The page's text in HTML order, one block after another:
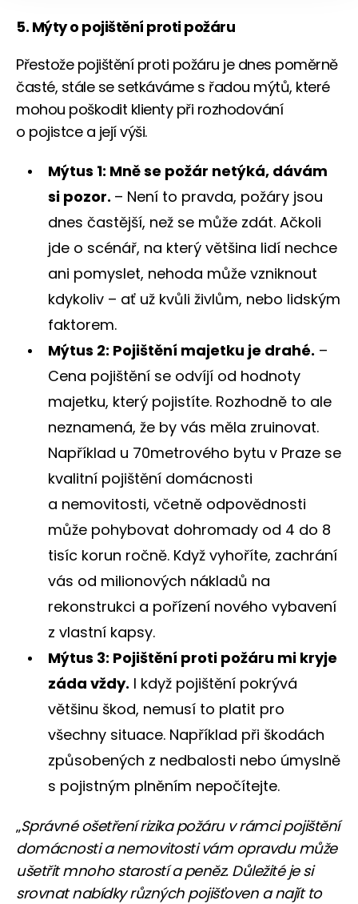
5. Mýty o pojištění proti požáru
Přestože pojištění proti požáru je dnes poměrně
časté, stále se setkáváme s řadou mýtů, které
mohou poškodit klienty při rozhodování
o pojistce a její výši.
Mýtus 1: Mně se požár netýká, dávám
si pozor. – Není to pravda, požáry jsou
dnes častější, než se může zdát. Ačkoli
jde o scénář, na který většina lidí nechce
ani pomyslet, nehoda může vzniknout
kdykoliv – ať už kvůli živlům, nebo lidským
faktorem.
Mýtus 2: Pojištění majetku je drahé. –
Cena pojištění se odvíjí od hodnoty
majetku, který pojistíte. Rozhodně to ale
neznamená, že by vás měla zruinovat.
Například u 70metrového bytu v Praze se
kvalitní pojištění domácnosti
a nemovitosti, včetně odpovědnosti
může pohybovat dohromady od 4 do 8
tisíc korun ročně. Když vyhoříte, zachrání
vás od milionových nákladů na
rekonstrukci a pořízení nového vybavení
z vlastní kapsy.
Mýtus 3: Pojištění proti požáru mi kryje
záda vždy. I když pojištění pokrývá
většinu škod, nemusí to platit pro
všechny situace. Například při škodách
způsobených z nedbalosti nebo úmyslně
s pojistným plněním nepočítejte.
„Správné ošetření rizika požáru v rámci pojištění
domácnosti a nemovitosti vám opravdu může
ušetřit mnoho starostí a peněz. Důležité je si
srovnat nabídky různých pojišťoven a najít to